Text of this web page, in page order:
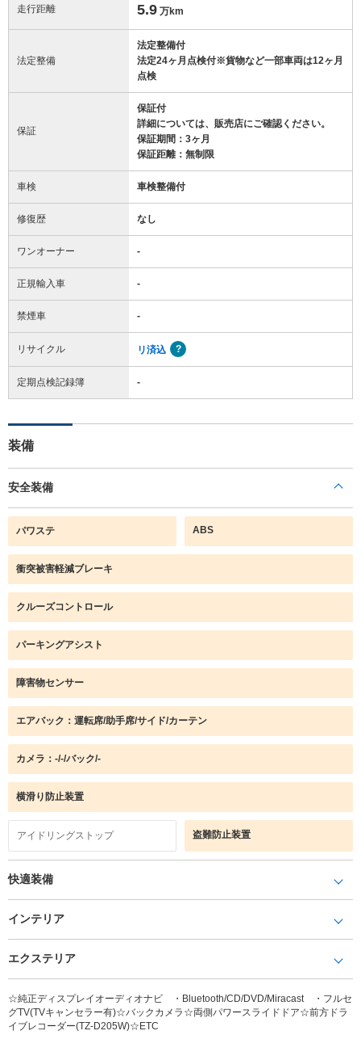
走行距離 5.9 万km
法定整備
法定整備付
法定24ヶ月点検付※貨物など一部車両は12ヶ月
点検
保証
保証付
詳細については、販売店にご確認ください。
保証期間：3ヶ月
保証距離：無制限
車検 車検整備付
修復歴 なし
ワンオーナー -
正規輸入車 -
禁煙車 -
リサイクル リ済込
定期点検記録簿 -
装備
安全装備
パワステ ABS
衝突被害軽減ブレーキ
クルーズコントロール
パーキングアシスト
障害物センサー
エアバック：運転席/助手席/サイド/カーテン
カメラ：-/-/バック/-
横滑り防止装置
アイドリングストップ 盗難防止装置
快適装備
インテリア
エクステリア
☆純正ディスプレイオーディオナビ ・Bluetooth/CD/DVD/Miracast ・フルセ
グTV(TVキャンセラー有)☆バックカメラ☆両側パワースライドドア☆前方ドラ
イブレコーダー(TZ-D205W)☆ETC